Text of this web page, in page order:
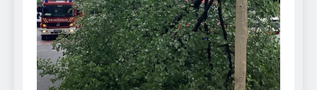
Beinahekollision an
Bahnübergang in Aubing
/ Bundespolizei ermittelt
wegen gefährlichen
Eingriffs in den
Bahnverkehr
5. August 2026